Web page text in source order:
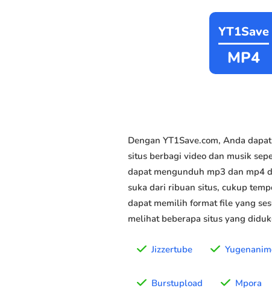
YT1Save
MP4
Dengan YT1Save.com, Anda
situs berbagi video dan musik
dapat mengunduh mp3 dan mp4
suka dari ribuan situs, cukup
dapat memilih format file yang
melihat beberapa situs yang
Jizzertube
Burstupload Mpora